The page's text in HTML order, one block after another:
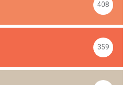
408
359